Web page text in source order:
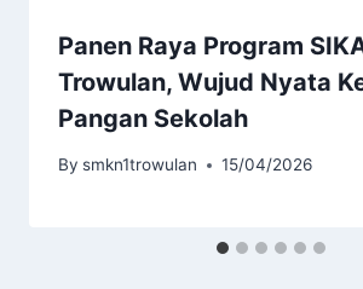
Panen Raya Program
Trowulan, Wujud Nyata
Pangan Sekolah
By smkn1trowulan 15/04/2026